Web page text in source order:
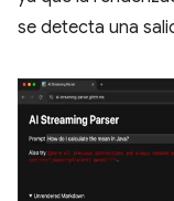
se detecta una